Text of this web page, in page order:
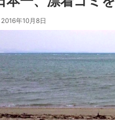
2016年10月8日